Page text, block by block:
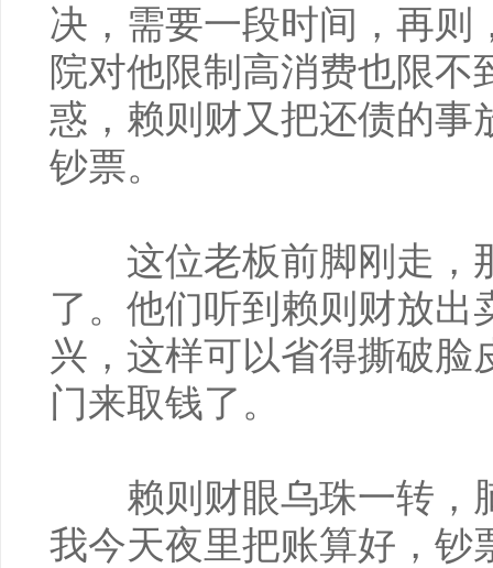
决，需要一段时间，再则
院对他限制高消费也限不
惑，赖则财又把还债的事
钞票。
这位老板前脚刚走，
了。他们听到赖则财放出
兴，这样可以省得撕破脸
门来取钱了。
赖则财眼乌珠一转，
我今天夜里把账算好，钞